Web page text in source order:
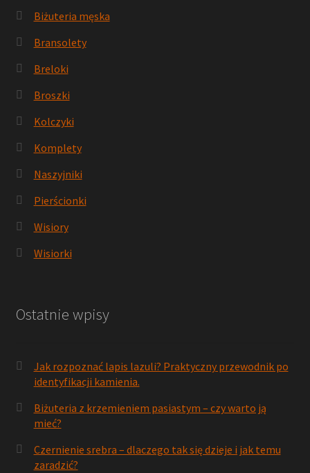
Biżuteria męska
Bransolety
Breloki
Broszki
Kolczyki
Komplety
Naszyjniki
Pierścionki
Wisiory
Wisiorki
Ostatnie wpisy
Jak rozpoznać lapis lazuli? Praktyczny przewodnik po
identyfikacji kamienia.
Biżuteria z krzemieniem pasiastym – czy warto ją
mieć?
Czernienie srebra – dlaczego tak się dzieje i jak temu
zaradzić?